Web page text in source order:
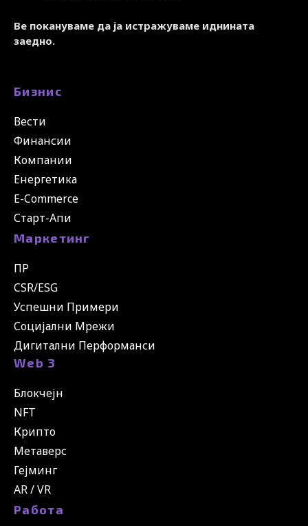
Ве покануваме да ја истражуваме иднината
заедно.
Бизнис
Вести
Финансии
Компании
Енергетика
E-Commerce
Старт-Апи
Маркетинг
ПР
CSR/ESG
Успешни Примери
Социјални Мрежи
Дигитални Перформанси
Web 3
Блокчејн
NFT
Крипто
Метаверс
Гејминг
AR / VR
Работа